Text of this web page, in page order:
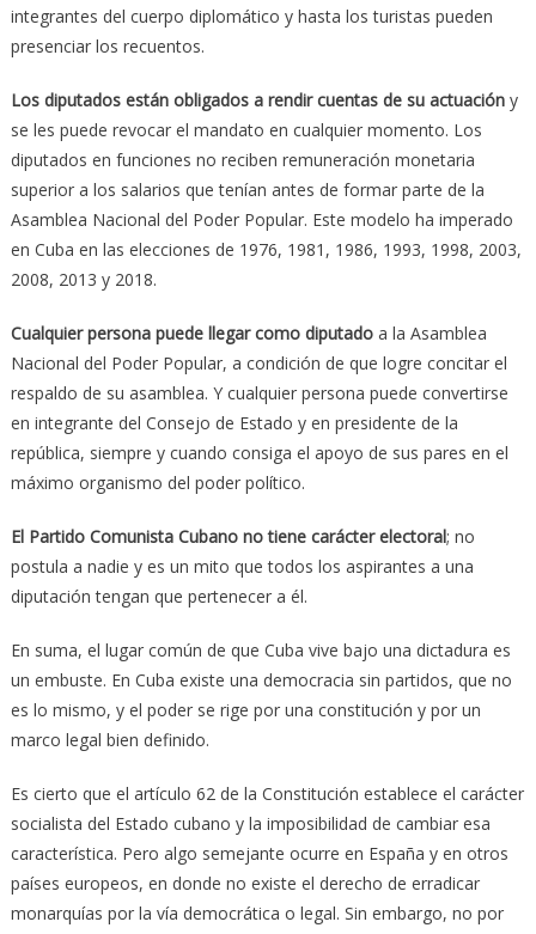
integrantes del cuerpo diplomático y hasta los turistas pueden
presenciar los recuentos.
Los diputados están obligados a rendir cuentas de su actuacióny
se les puede revocar el mandato en cualquier momento. Los
diputados en funciones no reciben remuneración monetaria
superior a los salarios que tenían antes de formar parte de la
Asamblea Nacional del Poder Popular. Este modelo ha imperado
en Cuba en las elecciones de 1976, 1981, 1986, 1993, 1998, 2003,
2008, 2013 y 2018.
Cualquier persona puede llegar como diputadoa la Asamblea
Nacional del Poder Popular, a condición de que logre concitar el
respaldo de su asamblea. Y cualquier persona puede convertirse
en integrante del Consejo de Estado y en presidente de la
república, siempre y cuando consiga el apoyo de sus pares en el
máximo organismo del poder político.
El Partido Comunista Cubano no tiene carácter electoral; no
postula a nadie y es un mito que todos los aspirantes a una
diputación tengan que pertenecer a él.
En suma, el lugar común de que Cuba vive bajo una dictadura es
un embuste. En Cuba existe una democracia sin partidos, que no
es lo mismo, y el poder se rige por una constitución y por un
marco legal bien definido.
Es cierto que el artículo 62 de la Constitución establece el carácter
socialista del Estado cubano y la imposibilidad de cambiar esa
característica. Pero algo semejante ocurre en España y en otros
países europeos, en donde no existe el derecho de erradicar
monarquías por la vía democrática o legal. Sin embargo, no por